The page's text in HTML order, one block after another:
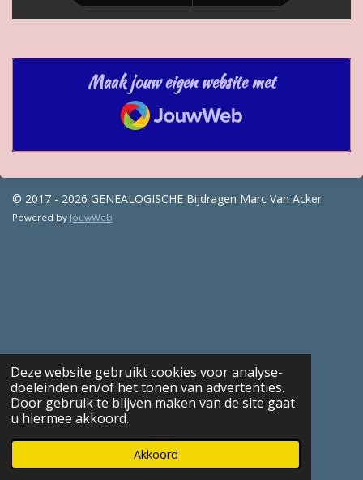
Deze website gebruikt cookies voor analyse-
doeleinden en/of het tonen van advertenties.
Door gebruik te blijven maken van de site gaat
u hiermee akkoord.
Akkoord
Maak jouw eigen website met
JouwWeb
© 2017 - 2026 GENEALOGISCHE Bijdragen Marc Van Acker
Powered by JouwWeb